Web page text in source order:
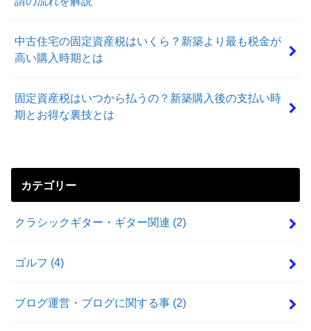
中古住宅の固定資産税はいくら？新築より最も税金が
高い購入時期とは
固定資産税はいつから払うの？新築購入後の支払い時
期とお得な裏技とは
カテゴリー
クラシックギター・ギター関連 (2)
ゴルフ (4)
ブログ運営・ブログに関する事 (2)